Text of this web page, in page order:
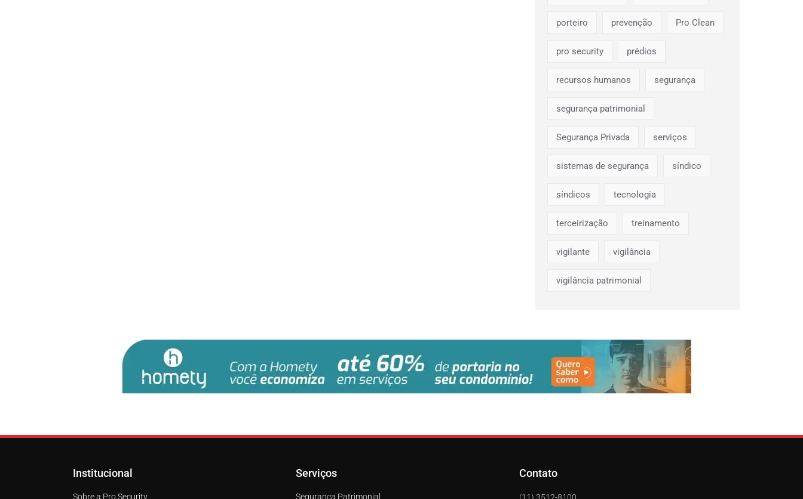
porteiro prevenção Pro Clean
pro security prédios
recursos humanos segurança
segurança patrimonial
Segurança Privada serviços
sistemas de segurança síndico
síndicos tecnologia
terceirização treinamento
vigilante vigilância
vigilância patrimonial
Institucional
Sobre a Pro Security
Serviços
Segurança Patrimonial
Contato
(11) 3512-8100